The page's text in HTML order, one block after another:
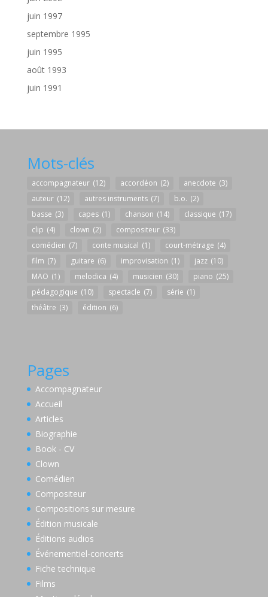
juin 1997
septembre 1995
juin 1995
août 1993
juin 1991
Mots-clés
accompagnateur (12) accordéon (2) anecdote (3)
auteur (12) autres instruments (7) b.o. (2)
basse (3) capes (1) chanson (14) classique (17)
clip (4) clown (2) compositeur (33)
comédien (7) conte musical (1) court-métrage (4)
film (7) guitare (6) improvisation (1) jazz (10)
MAO (1) melodica (4) musicien (30) piano (25)
pédagogique (10) spectacle (7) série (1)
théâtre (3) édition (6)
Pages
Accompagnateur
Accueil
Articles
Biographie
Book - CV
Clown
Comédien
Compositeur
Compositions sur mesure
Édition musicale
Éditions audios
Événementiel-concerts
Fiche technique
Films